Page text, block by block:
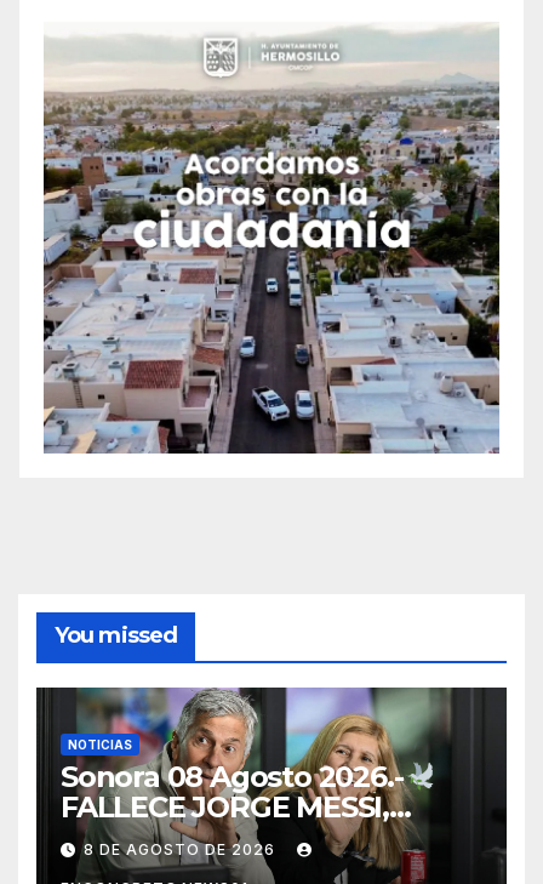
You missed
NOTICIAS
Sonora 08 Agosto 2026.-
FALLECE JORGE MESSI,
PADRE Y REPRESENTANTE
DE LIONEL MESSI, A LOS 68
8 DE AGOSTO DE 2026